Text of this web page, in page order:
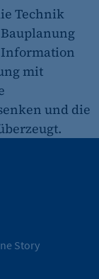
zur
Technik
mit
und die
Story